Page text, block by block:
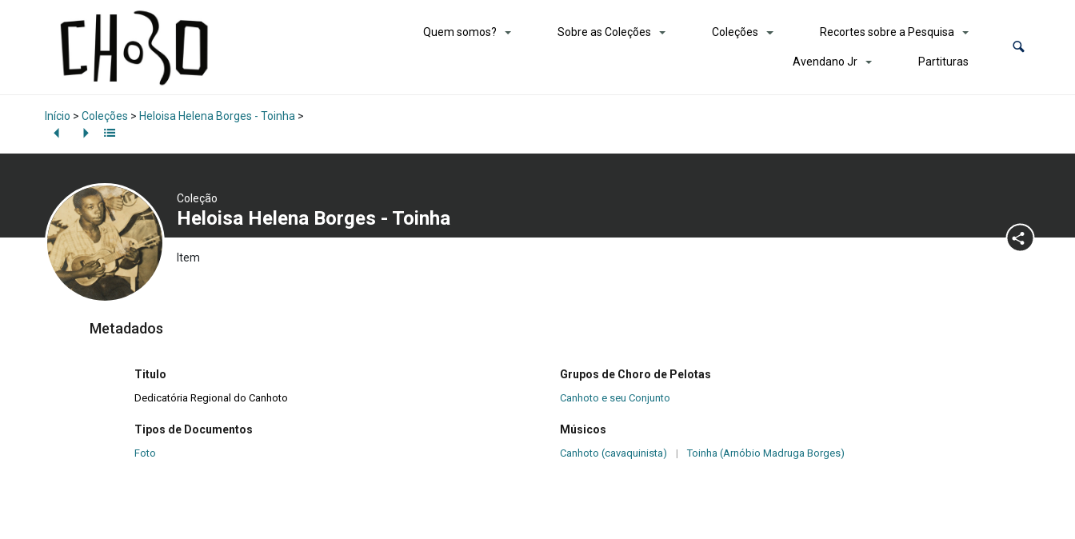
Quem somos? Sobre as Coleções Coleções Recortes sobre a Pesquisa
Avendano Jr Partituras
Início > Coleções > Heloisa Helena Borges - Toinha >
Coleção
Heloisa Helena Borges - Toinha
Item
Metadados
Titulo
Dedicatória Regional do Canhoto
Tipos de Documentos
Foto
Grupos de Choro de Pelotas
Canhoto e seu Conjunto
Músicos
Canhoto (cavaquinista) | Toinha (Arnóbio Madruga Borges)